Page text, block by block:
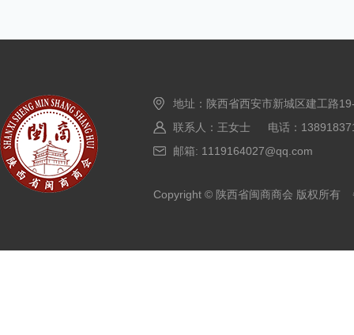
地址：陕西省西安市新城区建工路
联系人：王女士 电话：
邮箱: 1119164027@qq.com
Copyright © 陕西省闽商商会 版权所有